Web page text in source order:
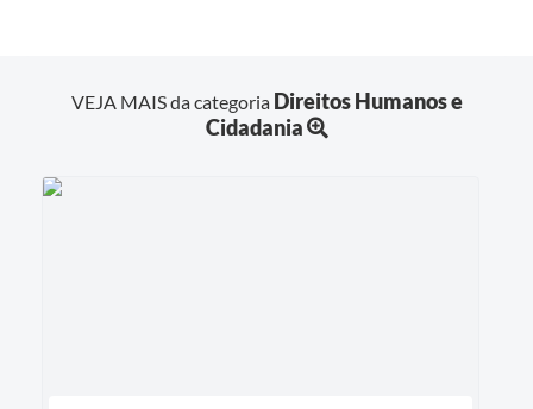
VEJA MAIS da categoria Direitos Humanos e
Cidadania